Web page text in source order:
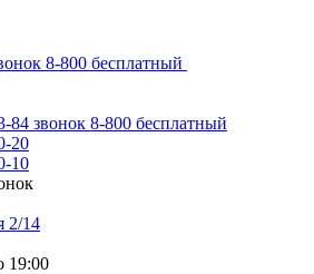
8-800 бесплатный
84 звонок 8-800 бесплатный
20
10
2/14
19:00